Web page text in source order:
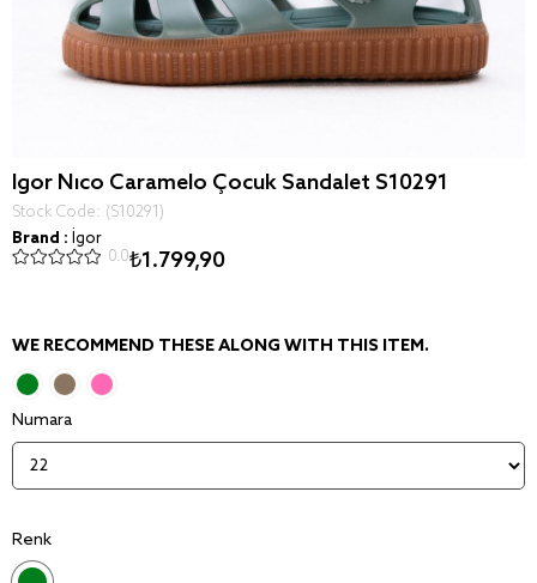
Igor Nıco Caramelo Çocuk Sandalet S10291
Stock Code
(S10291)
Brand : İgor
0.0₺1.799,90
WE RECOMMEND THESE ALONG WITH THIS ITEM.
Numara
Renk